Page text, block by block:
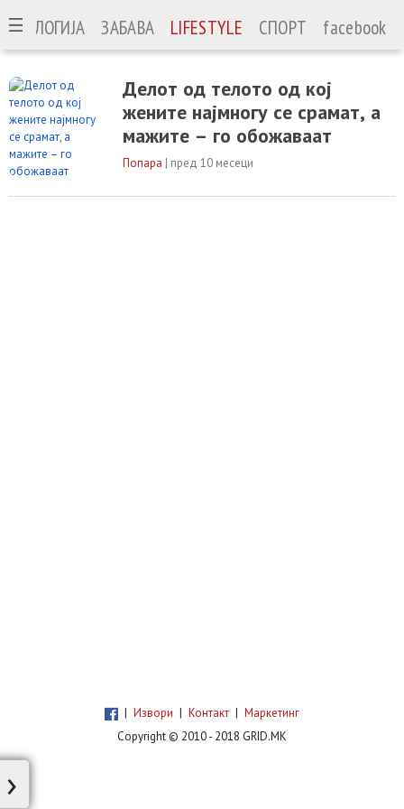
ЗАБАВА LIFESTYLE СПОРТ facebook
Делот од телото од кој
жените најмногу се срамат, а
мажите – го обожаваат
Попара | пред 10 месеци
| Извори | Контакт | Маркетинг
Copyright © 2010 - 2018 GRID.MK
›